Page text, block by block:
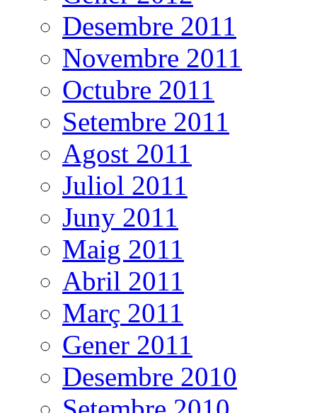
Desembre 2011
Novembre 2011
Octubre 2011
Setembre 2011
Agost 2011
Juliol 2011
Juny 2011
Maig 2011
Abril 2011
Març 2011
Gener 2011
Desembre 2010